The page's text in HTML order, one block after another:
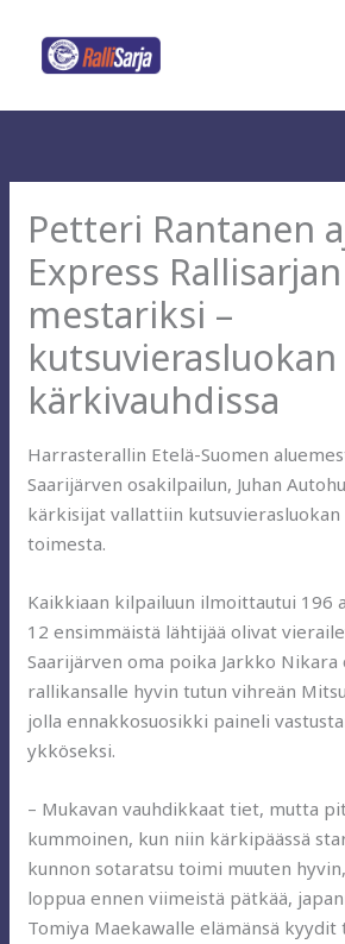
sisältöön
Petteri Rantanen
Express Rallisarjan
mestariksi –
kärkivauhdissa
Harrasterallin Etelä-Suomen
Saarijärven osakilpailun, Juhan
kärkisijat vallattiin
toimesta.
Kaikkiaan kilpailuun ilmoittautui 196
12 ensimmäistä lähtijää olivat
Saarijärven oma poika Jarkko
rallikansalle hyvin tutun vihreän
jolla ennakkosuosikki paineli
ykköseksi.
– Mukavan vauhdikkaat tiet, mutta
kummoinen, kun niin kärkipäässä
kunnon sotaratsu toimi muuten
loppua ennen viimeistä pätkää,
Tomiya Maekawalle elämänsä